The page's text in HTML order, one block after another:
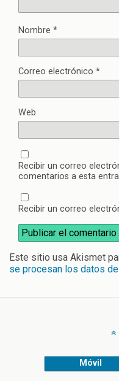
Nombre *
Correo electrónico *
Web
Recibir un correo
comentarios a esta
Recibir un correo
Este sitio usa Akismet
se procesan los datos
Móvil